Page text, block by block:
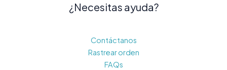
¿Necesitas ayuda?
Contáctanos
Rastrear orden
FAQs